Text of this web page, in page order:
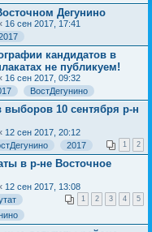
Дегунино
16 сен 2017, 17:41
кандидатов в
не публикуем!
16 сен 2017, 09:32
ВостДегунино
выборов 10 сентября р-н
12 сен 2017, 20:12
1 2
2017
в р-не Восточное
12 сен 2017, 13:08
1 2 3 4 5